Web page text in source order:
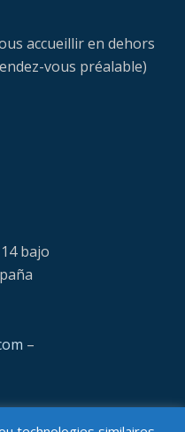
accueillir en dehors
vous préalable)
bajo
–